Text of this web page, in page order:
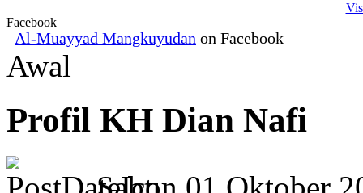
Facebook
Al-Muayyad Mangkuyudan on Facebook
Awal
Profil KH Dian Nafi